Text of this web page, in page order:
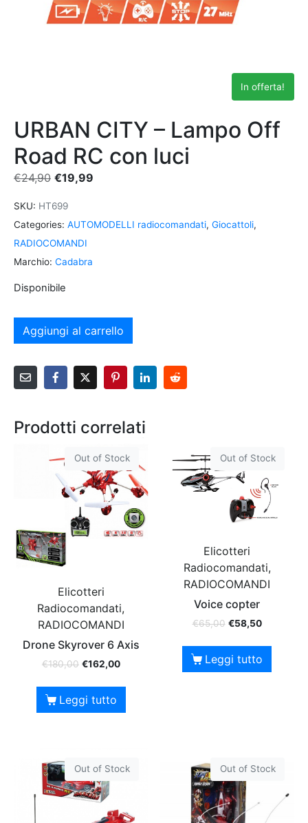
In offerta!
URBAN CITY – Lampo Off
Road RC con luci
€24,90 €19,99
SKU: HT699
Categories: AUTOMODELLI radiocomandati, Giocattoli,
RADIOCOMANDI
Marchio: Cadabra
Disponibile
Aggiungi al carrello
Prodotti correlati
Out of Stock
Elicotteri
Radiocomandati,
RADIOCOMANDI
Drone Skyrover 6 Axis
€180,00 €162,00
Leggi tutto
Out of Stock
Elicotteri
Radiocomandati,
RADIOCOMANDI
Voice copter
€65,00 €58,50
Leggi tutto
Out of Stock Out of Stock